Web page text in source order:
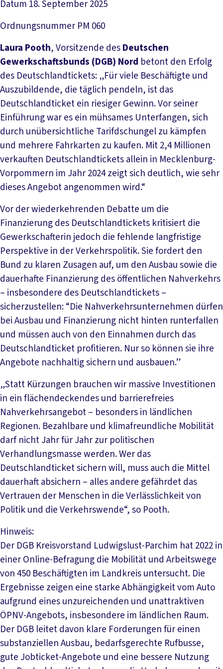
Datum 18. September 2025
Ordnungsnummer PM 060
Laura Pooth, Vorsitzende desDeutschen
Gewerkschaftsbunds (DGB) Nord betont den Erfolg
des Deutschlandtickets: „Für viele Beschäftigte und
Auszubildende, die täglich pendeln, ist das
Deutschlandticket ein riesiger Gewinn. Vor seiner
Einführung war es ein mühsames Unterfangen, sich
durch unübersichtliche Tarifdschungel zu kämpfen
und mehrere Fahrkarten zu kaufen. Mit 2,4 Millionen
verkauften Deutschlandtickets allein in Mecklenburg-
Vorpommern im Jahr 2024 zeigt sich deutlich, wie sehr
dieses Angebot angenommen wird.“
Vor der wiederkehrenden Debatte um die
Finanzierung des Deutschlandtickets kritisiert die
Gewerkschafterin jedoch die fehlende langfristige
Perspektive in der Verkehrspolitik. Sie fordert den
Bund zu klaren Zusagen auf, um den Ausbau sowie die
dauerhafte Finanzierung des öffentlichen Nahverkehrs
– insbesondere des Deutschlandtickets –
sicherzustellen: “Die Nahverkehrsunternehmen dürfen
bei Ausbau und Finanzierung nicht hinten runterfallen
und müssen auch von den Einnahmen durch das
Deutschlandticket profitieren. Nur so können sie ihre
Angebote nachhaltig sichern und ausbauen.”
„Statt Kürzungen brauchen wir massive Investitionen
in ein flächendeckendes und barrierefreies
Nahverkehrsangebot – besonders in ländlichen
Regionen. Bezahlbare und klimafreundliche Mobilität
darf nicht Jahr für Jahr zur politischen
Verhandlungsmasse werden. Wer das
Deutschlandticket sichern will, muss auch die Mittel
dauerhaft absichern – alles andere gefährdet das
Vertrauen der Menschen in die Verlässlichkeit von
Politik und die Verkehrswende“, so Pooth.
Hinweis:
Der DGB Kreisvorstand Ludwigslust-Parchim hat 2022 in
einer Online-Befragung die Mobilität und Arbeitswege
von 450 Beschäftigten im Landkreis untersucht. Die
Ergebnisse zeigen eine starke Abhängigkeit vom Auto
aufgrund eines unzureichenden und unattraktiven
ÖPNV-Angebots, insbesondere im ländlichen Raum.
Der DGB leitet davon klare Forderungen für einen
substanziellen Ausbau, bedarfsgerechte Rufbusse,
gute Jobticket-Angebote und eine bessere Nutzung